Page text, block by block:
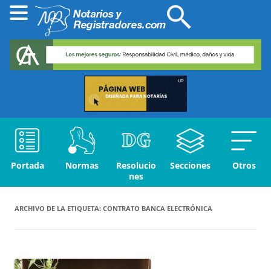
Portada Normas
Resolucio
nes
Secciones Otros
ARCHIVO DE LA ETIQUETA: CONTRATO BANCA ELECTRÓNICA